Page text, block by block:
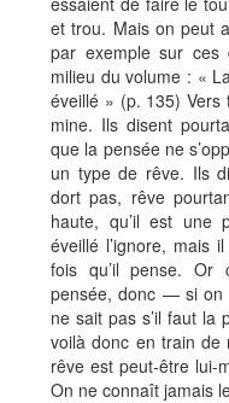
et trou. Mais on peut
par exemple sur
milieu du volume : «
éveillé » (p. 135)
mine. Ils disent
que la pensée ne
un type de rêve. Ils
dort pas, rêve
haute, qu’il est une
éveillé l’ignore, mais
fois qu’il pense. Or
pensée, donc — si on
ne sait pas s’il faut la
voilà donc en train de
rêve est peut-être lui-
On ne connaît jamais